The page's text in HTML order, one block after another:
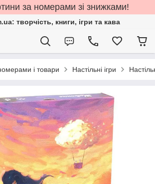
за номерами зі знижками!
творчість, книги, ігри та кава
і товари Настільні ігри